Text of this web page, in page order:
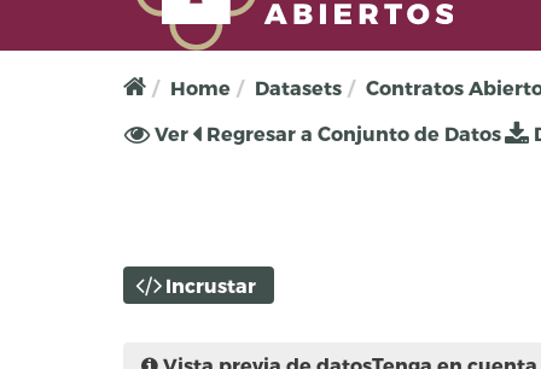
Home Datasets Contratos
Solapas principales
Ver (solapa
Regresar a Conjunto de Datos
Incrustar